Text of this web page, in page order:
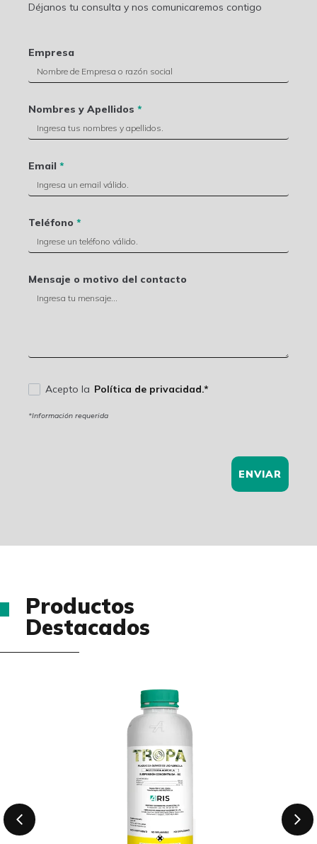
Déjanos tu consulta y nos comunicaremos contigo
Empresa
Nombres y Apellidos*
Email*
Teléfono*
Mensaje o motivo del contacto
Acepto la Política de privacidad.*
*Información requerida
ENVIAR
Productos
Destacados